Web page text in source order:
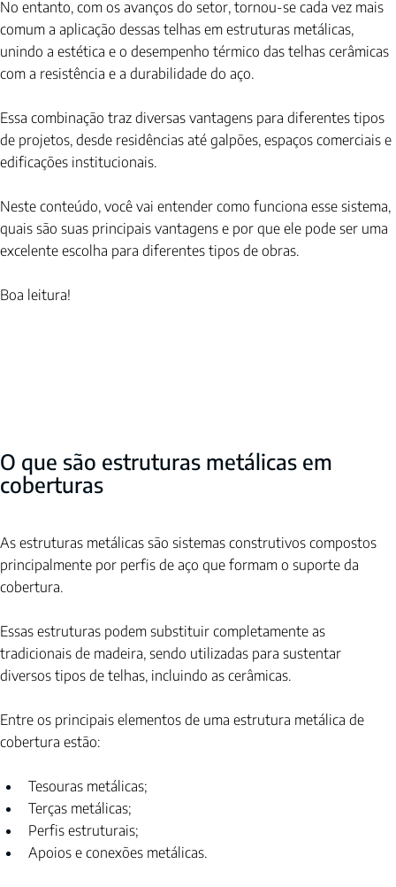
No entanto, com os avanços do setor, tornou-se cada vez mais
comum a aplicação dessas telhas em estruturas metálicas,
unindo a estética e o desempenho térmico das telhas cerâmicas
com a resistência e a durabilidade do aço.
Essa combinação traz diversas vantagens para diferentes tipos
de projetos, desde residências até galpões, espaços comerciais e
edificações institucionais.
Neste conteúdo, você vai entender como funciona esse sistema,
quais são suas principais vantagens e por que ele pode ser uma
excelente escolha para diferentes tipos de obras.
Boa leitura!
O que são estruturas metálicas em
coberturas
As estruturas metálicas são sistemas construtivos compostos
principalmente por perfis de aço que formam o suporte da
cobertura.
Essas estruturas podem substituir completamente as
tradicionais de madeira, sendo utilizadas para sustentar
diversos tipos de telhas, incluindo as cerâmicas.
Entre os principais elementos de uma estrutura metálica de
cobertura estão:
Tesouras metálicas;
Terças metálicas;
Perfis estruturais;
Apoios e conexões metálicas.